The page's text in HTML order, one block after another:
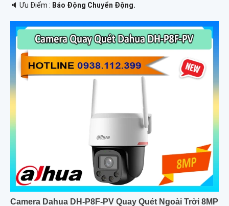
️🔈 Ưu Điểm : Báo Động Chuyển Động.
Camera Dahua DH-P8F-PV Quay Quét Ngoài Trời 8MP